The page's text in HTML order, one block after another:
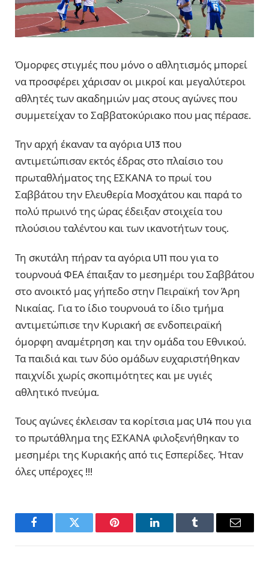
Όμορφες στιγμές που μόνο ο αθλητισμός μπορεί
να προσφέρει χάρισαν οι μικροί και μεγαλύτεροι
αθλητές των ακαδημιών μας στους αγώνες που
συμμετείχαν το Σαββατοκύριακο που μας πέρασε.
Την αρχή έκαναν τα αγόρια U13 που
αντιμετώπισαν εκτός έδρας στο πλαίσιο του
πρωταθλήματος της ΕΣΚΑΝΑ το πρωί του
Σαββάτου την Ελευθερία Μοσχάτου και παρά το
πολύ πρωινό της ώρας έδειξαν στοιχεία του
πλούσιου ταλέντου και των ικανοτήτων τους.
Τη σκυτάλη πήραν τα αγόρια U11 που για το
τουρνουά ΦΕΑ έπαιξαν το μεσημέρι του Σαββάτου
στο ανοικτό μας γήπεδο στην Πειραϊκή τον Άρη
Νικαίας. Για το ίδιο τουρνουά το ίδιο τμήμα
αντιμετώπισε την Κυριακή σε ενδοπειραϊκή
όμορφη αναμέτρηση και την ομάδα του Εθνικού.
Τα παιδιά και των δύο ομάδων ευχαριστήθηκαν
παιχνίδι χωρίς σκοπιμότητες και με υγιές
αθλητικό πνεύμα.
Τους αγώνες έκλεισαν τα κορίτσια μας U14 που για
το πρωτάθλημα της ΕΣΚΑΝΑ φιλοξενήθηκαν το
μεσημέρι της Κυριακής από τις Εσπερίδες. Ήταν
όλες υπέροχες !!!
FacebookTwitter Pinterest LinkedInTumblr Email